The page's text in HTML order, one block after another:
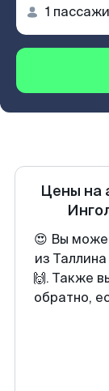
Цены на
😍 Вы
из
🙌. Также
обратно,